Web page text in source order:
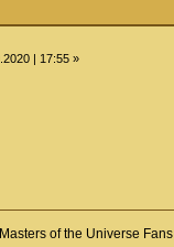
| 17:55 »
of the Universe Fans